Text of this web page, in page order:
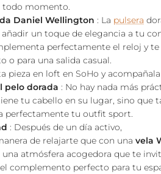
todo momento.
Daniel Wellington : La pulsera
un toque de elegancia a tu
perfectamente el reloj y
o para una salida casual.
pieza en loft en SoHo y
pelo dorada : No hay nada más
tu cabello en su lugar, sino que
perfectamente tu outfit sport.
: Después de un día activo,
de relajarte que con una vela
una atmósfera acogedora que te
complemento perfecto para tu